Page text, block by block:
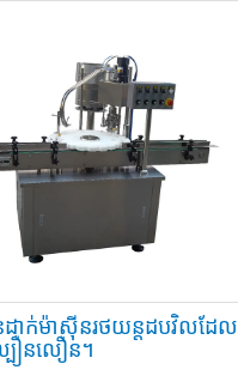
ាក់ម៉ាស៊ីនរថយន្តដបវិលដែល
ឿនលឿន។